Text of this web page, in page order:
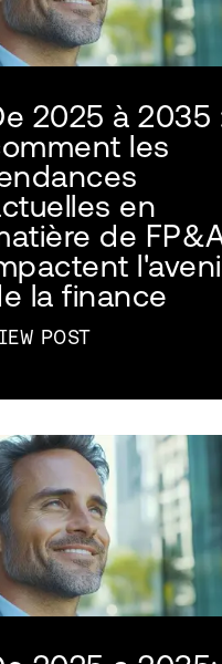
2025 à 2035
les
en
de
la finance
POST